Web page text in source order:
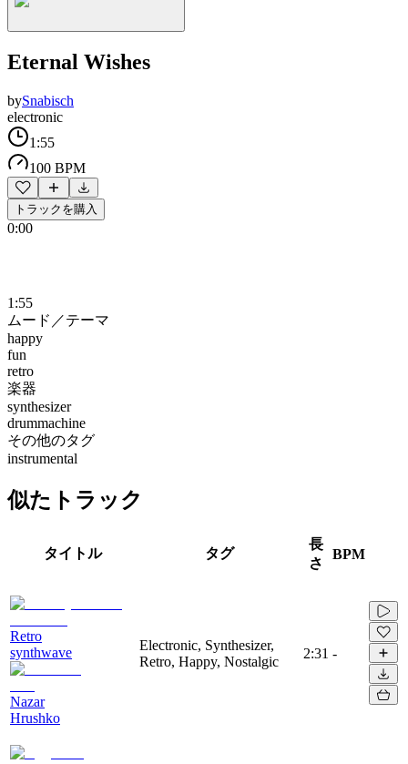
Eternal Wishes
bySnabisch
electronic
1:55
100 BPM
トラックを購入
0:00
1:55
ムード／テーマ
happy
fun
retro
楽器
synthesizer
drummachine
その他のタグ
instrumental
似たトラック
タイトル タグ
長
さ
BPM
Retro
synthwave
Nazar
Hrushko
Electronic, Synthesizer,
Retro, Happy, Nostalgic
2:31 -